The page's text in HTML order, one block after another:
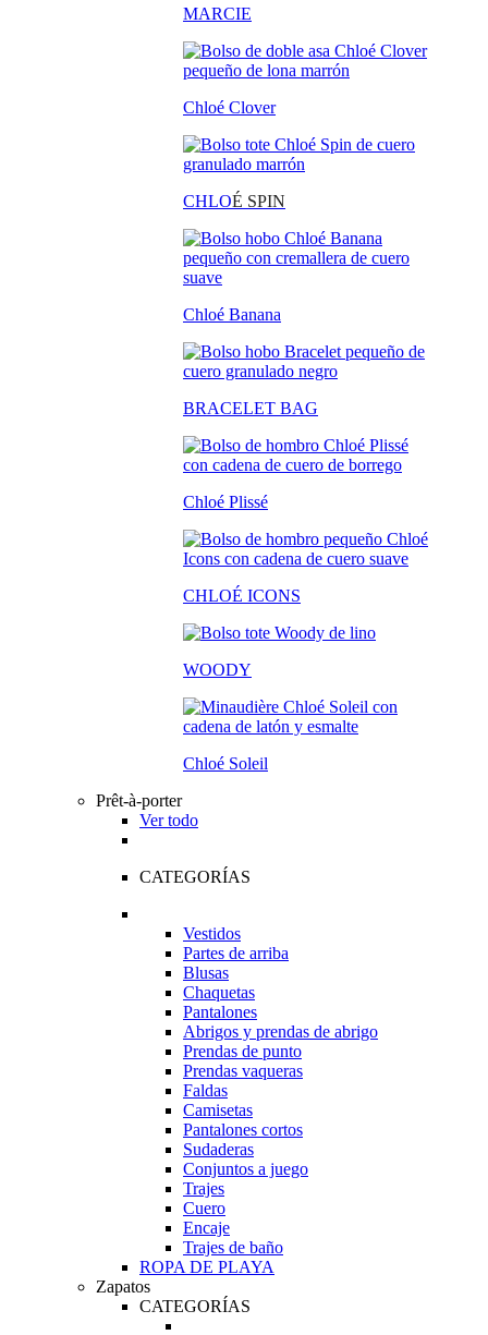
MARCIE
Chloé Clover
CHLOÉ SPIN
Chloé Banana
BRACELET BAG
Chloé Plissé
CHLOÉ ICONS
WOODY
Chloé Soleil
Prêt-à-porter
Ver todo
CATEGORÍAS
Vestidos
Partes de arriba
Blusas
Chaquetas
Pantalones
Abrigos y prendas de abrigo
Prendas de punto
Prendas vaqueras
Faldas
Camisetas
Pantalones cortos
Sudaderas
Conjuntos a juego
Trajes
Cuero
Encaje
Trajes de baño
ROPA DE PLAYA
Zapatos
CATEGORÍAS